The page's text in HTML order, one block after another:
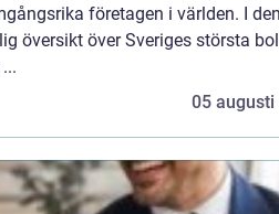
företagen i världen. I
översikt över Sveriges största
05 augusti